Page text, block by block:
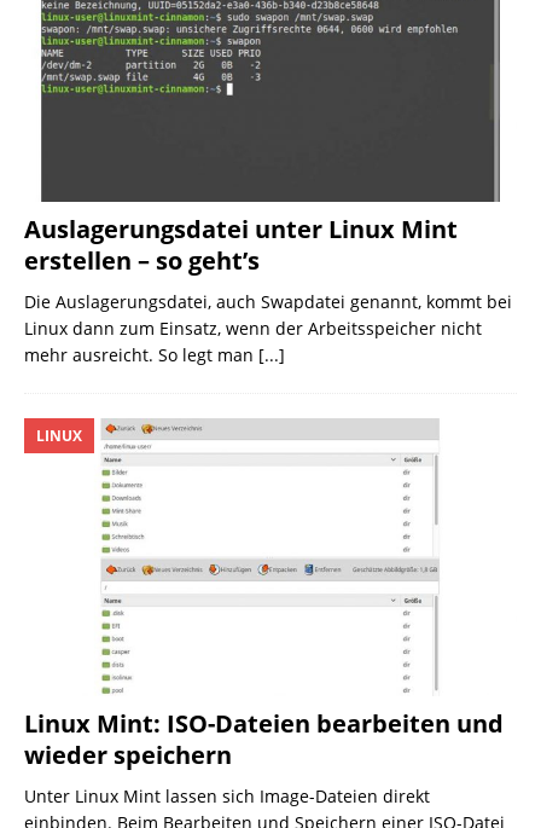
Auslagerungsdatei unter Linux Mint
erstellen – so geht’s
Die Auslagerungsdatei, auch Swapdatei genannt, kommt bei
Linux dann zum Einsatz, wenn der Arbeitsspeicher nicht
mehr ausreicht. So legt man [...]
Linux Mint: ISO-Dateien bearbeiten und
wieder speichern
LINUX
Unter Linux Mint lassen sich Image-Dateien direkt
einbinden. Beim Bearbeiten und Speichern einer ISO-Datei